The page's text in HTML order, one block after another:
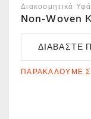
Διακοσμητικά
Non-Woven
ΔΙΑΒΆΣΤΕ
ΠΑΡΑΚΑΛΟΎΜΕ